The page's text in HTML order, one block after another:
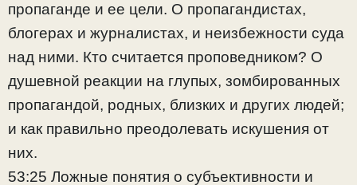
пропаганде и ее цели. О пропагандистах,
блогерах и журналистах, и неизбежности суда
над ними. Кто считается проповедником? О
душевной реакции на глупых, зомбированных
пропагандой, родных, близких и других людей;
и как правильно преодолевать искушения от
них.
53:25 Ложные понятия о субъективности и